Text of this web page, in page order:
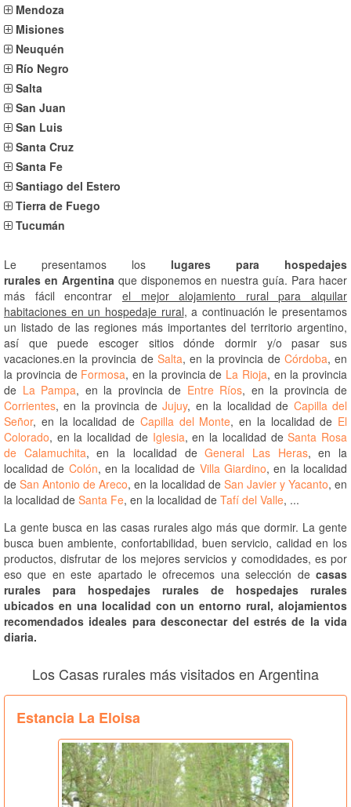
Mendoza
Misiones
Neuquén
Río Negro
Salta
San Juan
San Luis
Santa Cruz
Santa Fe
Santiago del Estero
Tierra de Fuego
Tucumán
Le presentamos los lugares para hospedajes
rurales en Argentina que disponemos en nuestra guía. Para hacer
más fácil encontrar el mejor alojamiento rural para alquilar
habitaciones en un hospedaje rural, a continuación le presentamos
un listado de las regiones más importantes del territorio argentino,
así que puede escoger sitios dónde dormir y/o pasar sus
vacaciones.en la provincia de Salta, en la provincia de Córdoba, en
la provincia de Formosa, en la provincia de La Rioja, en la provincia
de La Pampa, en la provincia de Entre Ríos, en la provincia de
Corrientes, en la provincia deJujuy, en la localidad de Capilla del
Señor, en la localidad de Capilla del Monte, en la localidad de El
Colorado, en la localidad de Iglesia, en la localidad deSanta Rosa
de Calamuchita, en la localidad deGeneral Las Heras, en la
localidad de Colón, en la localidad de Villa Giardino, en la localidad
de San Antonio de Areco, en la localidad de San Javier y Yacanto, en
la localidad de Santa Fe, en la localidad de Tafí del Valle, ...
La gente busca en las casas rurales algo más que dormir. La gente
busca buen ambiente, confortabilidad, buen servicio, calidad en los
productos, disfrutar de los mejores servicios y comodidades, es por
eso que en este apartado le ofrecemos una selección de casas
rurales para hospedajes rurales de hospedajes rurales
ubicados en una localidad con un entorno rural, alojamientos
recomendados ideales para desconectar del estrés de la vida
diaria.
Los Casas rurales más visitados en Argentina
Estancia La Eloisa